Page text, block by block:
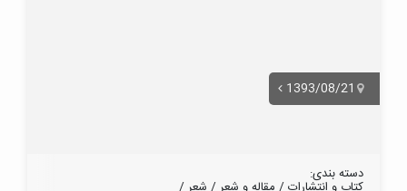
1393/08/21
دسته بندی: